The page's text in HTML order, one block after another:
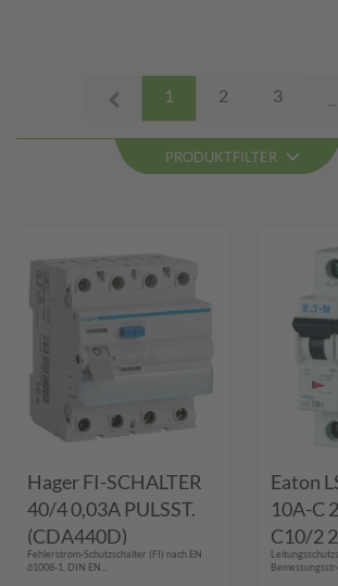
1 2 3
PRODUKTFILTER
Hager FI-SCHALTER
40/4 0,03A PULSST.
(CDA440D)
Fehlerstrom-Schutzschalter (FI) nach EN
61008-1, DIN EN...
Eaton
10A-C
C10/2